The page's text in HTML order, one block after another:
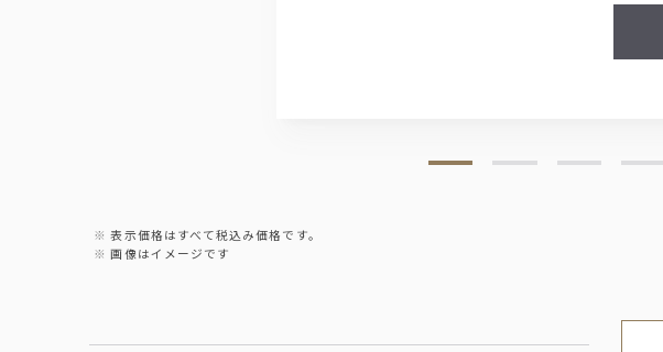
表示価格はすべて税込み価格です。
画像はイメージです